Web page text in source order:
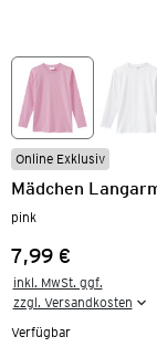
Online Exklusiv
Mädchen
pink
Preis:
7,99 €
inkl. MwSt. ggf.
zzgl. Versandkosten
Verfügbar